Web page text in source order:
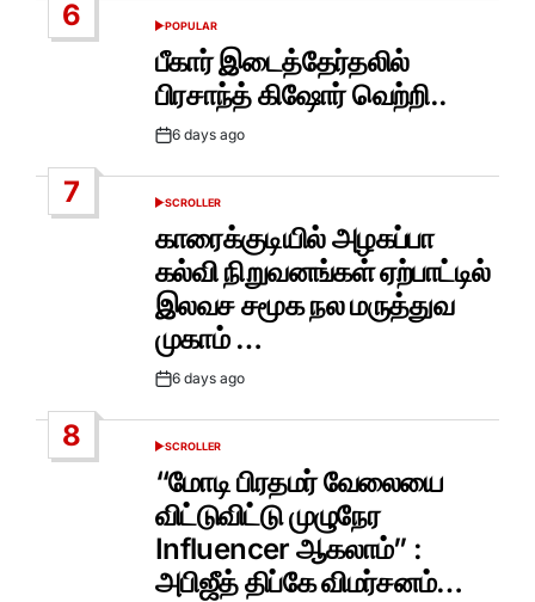
6
POSTED
IN
POPULAR
பீகார் இடைத்தேர்தலில்
பிரசாந்த் கிஷோர் வெற்றி..
Post6 days ago
7
POSTED
SCROLLER
காரைக்குடியில் அழகப்பா
கல்வி நிறுவனங்கள் ஏற்பாட்டில்
இலவச சமூக நல மருத்துவ
முகாம் …
Post6 days ago
8
POSTED
IN
SCROLLER
“மோடி பிரதமர் வேலையை
விட்டுவிட்டு முழுநேர
Influencer ஆகலாம்” :
அபிஜீத் திப்கே விமர்சனம்…